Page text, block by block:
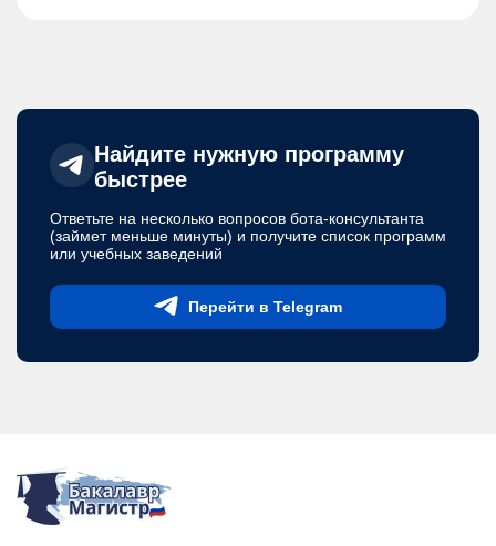
Найдите нужную программу
быстрее
Ответьте на несколько вопросов бота-консультанта
(займет меньше минуты) и получите список программ
или учебных заведений
Перейти в Telegram